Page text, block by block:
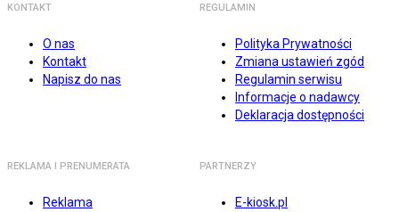
KONTAKT
O nas
Kontakt
Napisz do nas
REGULAMIN
Polityka Prywatności
Zmiana ustawień zgód
Regulamin serwisu
Informacje o nadawcy
Deklaracja dostępności
REKLAMA I PRENUMERATA
Reklama
PARTNERZY
E-kiosk.pl